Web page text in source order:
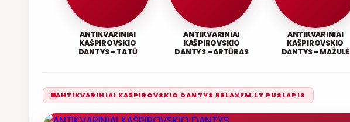
ANTIKVARINIAI
KAŠPIROVSKIO
DANTYS – TATŪ
ANTIKVARINIAI
KAŠPIROVSKIO
DANTYS – ARTŪRAS
ANTIKVARINIAI
KAŠPIROVSKIO
DANTYS – MAŽULĖ
ANTIKVARINIAI KAŠPIROVSKIO DANTYS RELAXFM.LT PUSLAPIS